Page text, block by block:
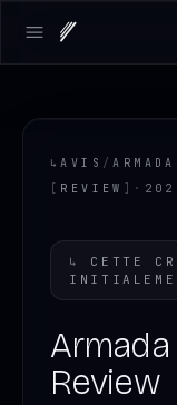
Open main menu
↳AVIS /ARMADA
[ REVIEW ] ·
↳ CETTE
Review